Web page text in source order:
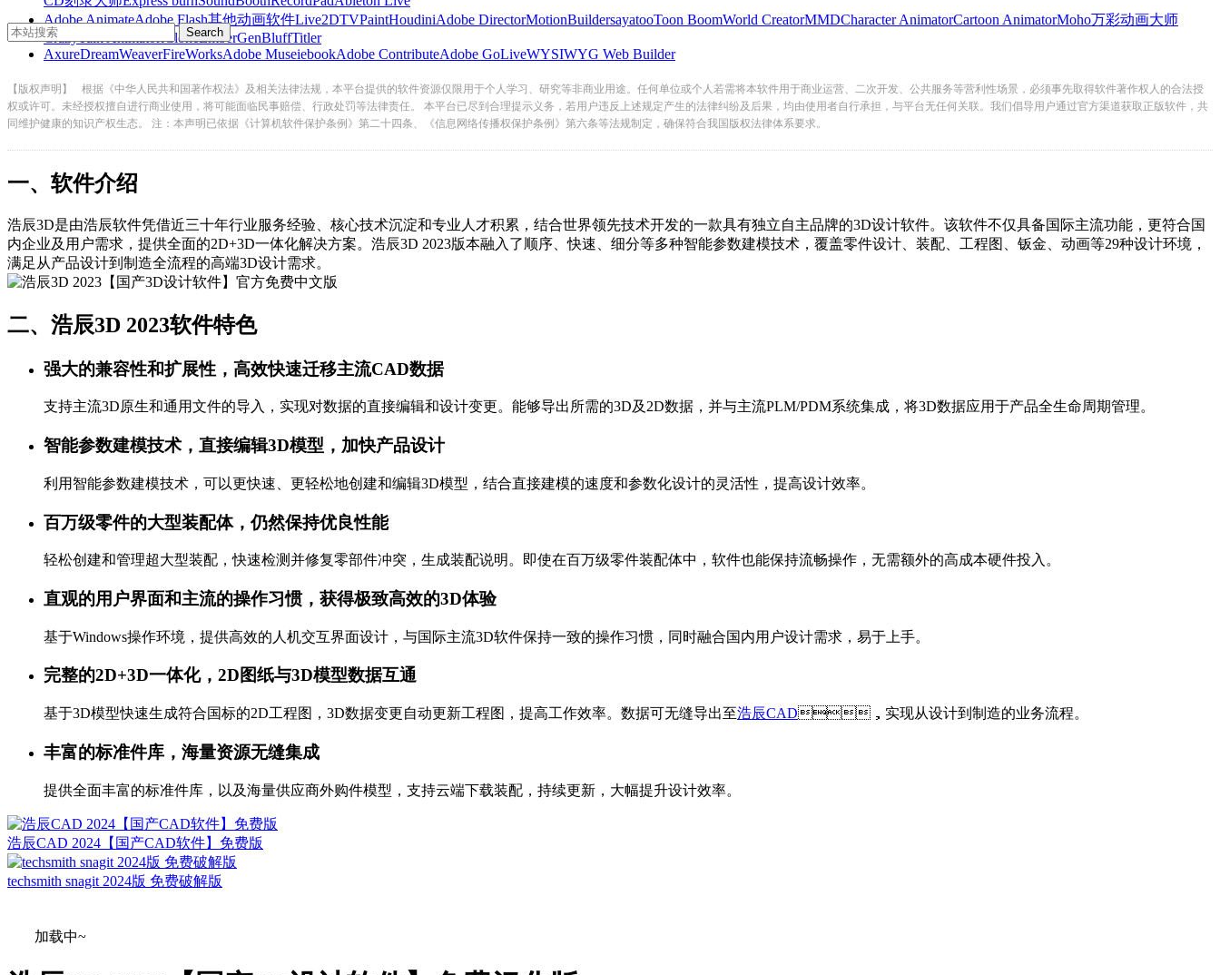
Adobe AnimateAdobe Flash其他动画软件Live2DTVPaintHoudiniAdobe DirectorMotionBuildersayatooToon BoomWorld CreatorMMDCharacter AnimatorCartoon AnimatorMoho万彩动画大师
CrazyTalk AnimatoriCloneEmberGenBluffTitler
AxureDreamWeaverFireWorksAdobe MuseiebookAdobe ContributeAdobe GoLiveWYSIWYG Web Builder
【版权声明】
根据《中华人民共和国著作权法》及相关法律法规，本平台提供的软件资源仅限用于个人学习、研究等非商业用途。任何单位或个人若需将本软件用于商业运营、二次开发、公共服务等营利性场景，必须事先取得软件著作权人的合法授
权或许可。未经授权擅自进行商业使用，将可能面临民事赔偿、行政处罚等法律责任。 本平台已尽到合理提示义务，若用户违反上述规定产生的法律纠纷及后果，均由使用者自行承担，与平台无任何关联。我们倡导用户通过官方渠道获取正版软件，共
同维护健康的知识产权生态。 注：本声明已依据《计算机软件保护条例》第二十四条、《信息网络传播权保护条例》第六条等法规制定，确保符合我国版权法律体系要求。
一、软件介绍
浩辰3D是由浩辰软件凭借近三十年行业服务经验、核心技术沉淀和专业人才积累，结合世界领先技术开发的一款具有独立自主品牌的3D设计软件。该软件不仅具备国际主流功能，更符合国
内企业及用户需求，提供全面的2D+3D一体化解决方案。浩辰3D 2023版本融入了顺序、快速、细分等多种智能参数建模技术，覆盖零件设计、装配、工程图、钣金、动画等29种设计环境，
满足从产品设计到制造全流程的高端3D设计需求。
二、浩辰3D 2023软件特色
强大的兼容性和扩展性，高效快速迁移主流CAD数据
支持主流3D原生和通用文件的导入，实现对数据的直接编辑和设计变更。能够导出所需的3D及2D数据，并与主流PLM/PDM系统集成，将3D数据应用于产品全生命周期管理。
智能参数建模技术，直接编辑3D模型，加快产品设计
利用智能参数建模技术，可以更快速、更轻松地创建和编辑3D模型，结合直接建模的速度和参数化设计的灵活性，提高设计效率。
百万级零件的大型装配体，仍然保持优良性能
轻松创建和管理超大型装配，快速检测并修复零部件冲突，生成装配说明。即使在百万级零件装配体中，软件也能保持流畅操作，无需额外的高成本硬件投入。
直观的用户界面和主流的操作习惯，获得极致高效的3D体验
基于Windows操作环境，提供高效的人机交互界面设计，与国际主流3D软件保持一致的操作习惯，同时融合国内用户设计需求，易于上手。
完整的2D+3D一体化，2D图纸与3D模型数据互通
基于3D模型快速生成符合国标的2D工程图，3D数据变更自动更新工程图，提高工作效率。数据可无缝导出至浩辰CAD，实现从设计到制造的业务流程。
丰富的标准件库，海量资源无缝集成
提供全面丰富的标准件库，以及海量供应商外购件模型，支持云端下载装配，持续更新，大幅提升设计效率。
浩辰CAD 2024【国产CAD软件】免费版
techsmith snagit 2024版 免费破解版
加载中~